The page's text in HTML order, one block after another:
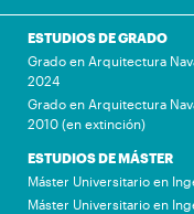
ESTUDIOS DE GRADO
Grado en Arquitectura
2024
Grado en Arquitectura
2010 (en extinción)
ESTUDIOS DE MÁSTER
Máster Universitario en
Máster Universitario en